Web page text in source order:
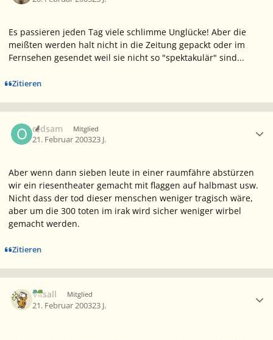
Es passieren jeden Tag viele schlimme Unglücke! Aber die
meißten werden halt nicht in die Zeitung gepackt oder im
Fernsehen gesendet weil sie nicht so "spektakulär" sind...
Zitieren
oldsam Mitglied
21. Februar 200323 J.
Aber wenn dann sieben leute in einer raumfähre abstürzen
wir ein riesentheater gemacht mit flaggen auf halbmast usw.
Nicht dass der tod dieser menschen weniger tragisch wäre,
aber um die 300 toten im irak wird sicher weniger wirbel
gemacht werden.
Zitieren
Vasall Mitglied
21. Februar 200323 J.